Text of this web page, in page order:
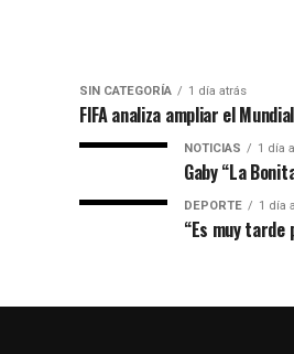
SIN CATEGORÍA 1 día atrás
FIFA analiza ampliar el
NOTICIAS 1 día
Gaby “La
DEPORTE 1 día
“Es muy tarde